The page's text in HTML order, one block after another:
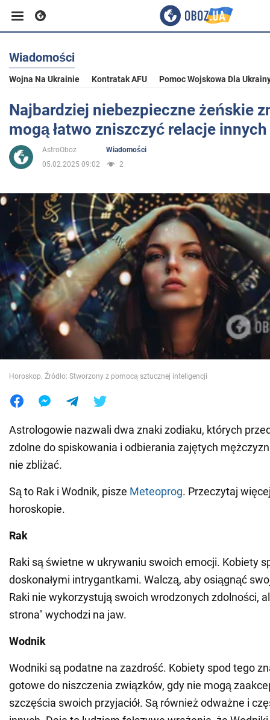
Biznes
Sport
Rozrywka
Polityka
Społeczeństwo
Wojna na Ukrainie
Świat
Jedzenie
Wiadomości
Wojna Na Ukrainie Kontratak AFU Pomoc Wojskowa Dla
Najbardziej niebezpieczne żeńskie
mogą łatwo zniszczyć relacje
AstroOboz
Wiadomości
05.02.2025 09:02
2
Horoskop. Źródło: Stworzony z pomocą sztucznej inteligencji
Astrologowie nazwali dwa znaki zodiaku, których
zdolne do spiskowania i odbierania zajętych
nie zbliżać.
Są to Rak i Wodnik, pisze Meteoprog. Przeczytaj
horoskopie.
Rak
Raki są świetne w ukrywaniu swoich emocji. Kobiety
doskonałymi intrygantkami. Walczą, aby osiągnąć
Raki nie wykorzystują swoich wrodzonych zdolności,
strona" wychodzi na jaw.
Wodnik
Wodniki są podatne na zazdrość. Kobiety spod tego
gotowe do niszczenia związków, gdy nie mogą
szczęścia swoich przyjaciół. Są również odważne i